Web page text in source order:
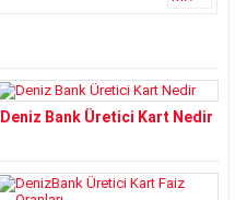
Deniz Bank Üretici Kart Nedir